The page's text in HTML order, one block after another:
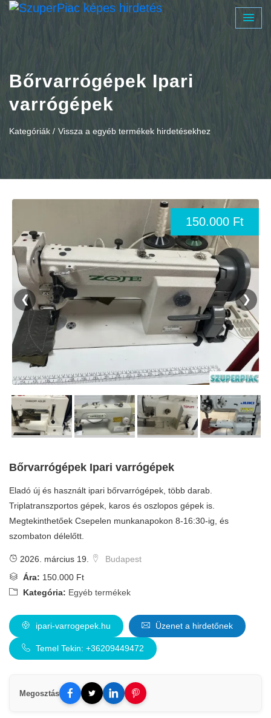
Bőrvarrógépek Ipari
varrógépek
Kategóriák / Vissza a egyéb termékek hirdetésekhez
150.000 Ft
❮ ❯
Bőrvarrógépek Ipari varrógépek
Eladó új és használt ipari bőrvarrógépek, több darab.
Triplatranszportos gépek, karos és oszlopos gépek is.
Megtekinthetőek Csepelen munkanapokon 8-16:30-ig, és
szombaton délelőtt.
2026. március 19.
Budapest
Ára: 150.000 Ft
Kategória: Egyéb termékek
ipari-varrogepek.hu Üzenet a hirdetőnek
Temel Tekin: +36209449472
Megosztás